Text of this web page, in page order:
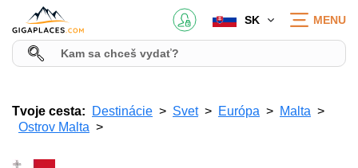
SK MENU
Tvoje cesta: Destinácie Svet Európa
Malta
Ostrov Malta